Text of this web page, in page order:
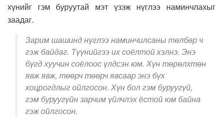
хүнийг гэм буруутай мэт үзэж нүглээ наминчлахыг
заадаг.
Зарим шашинд нүглээ наминчилсаны төлбөр ч
гэж байдаг. Түүнийгээ их соёлтой хэлнэ. Энэ
бүгд хуучин соёлоос үлдсэн юм. Хүн төрөлхтөн
явж явж, төөрч төөрч явсаар энэ бүх
хоцрогдлыг ойлгосон. Хүн бол гэм буруугүй,
гэм буруугүйн зарчим үйлчлэх ёстой юм байна
гэж ойлгосон.